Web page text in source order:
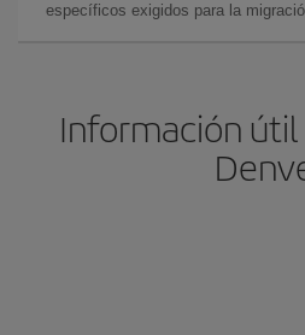
específicos exigidos para la
Información útil